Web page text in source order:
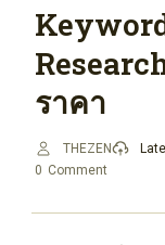
ราคา
THEZEN
0 Comment